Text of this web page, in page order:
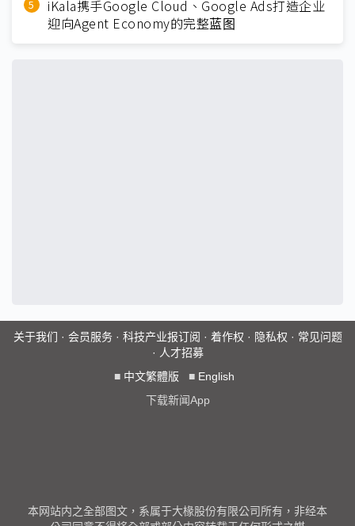
iKala携手Google Cloud、Google Ads打造企业
迎向Agent Economy的完整蓝图
关于我们 · 会员服务· 科技产业报订阅 · 着作权 · 隐私权 · 常见问题
· 人才招募
■ 中文繁體版 ■ English
下载新闻App
本网站内之全部图文，系属于大椽股份有限公司所有，非经本